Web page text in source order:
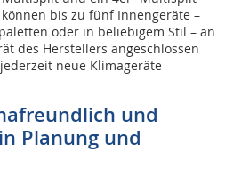
bis zu fünf Innengeräte –
oder in beliebigem Stil – an
des Herstellers angeschlossen
neue Klimageräte
und
Planung und